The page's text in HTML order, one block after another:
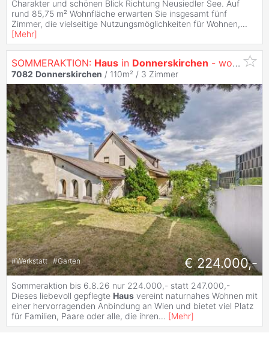
Charakter und schönen Blick Richtung Neusiedler See. Auf
rund 85,75 m² Wohnfläche erwarten Sie insgesamt fünf
Zimmer, die vielseitige Nutzungsmöglichkeiten für Wohnen,...
[Mehr]
SOMMERAKTION: Haus in Donnerskirchen - wohnen wo andere Urlaub machen!
7082 Donnerskirchen / 110m² / 3 Zimmer
#Werkstatt #Garten € 224.000,-
Sommeraktion bis 6.8.26 nur 224.000,- statt 247.000,-
Dieses liebevoll gepflegte Haus vereint naturnahes Wohnen mit
einer hervorragenden Anbindung an Wien und bietet viel Platz
für Familien, Paare oder alle, die ihren... [Mehr]